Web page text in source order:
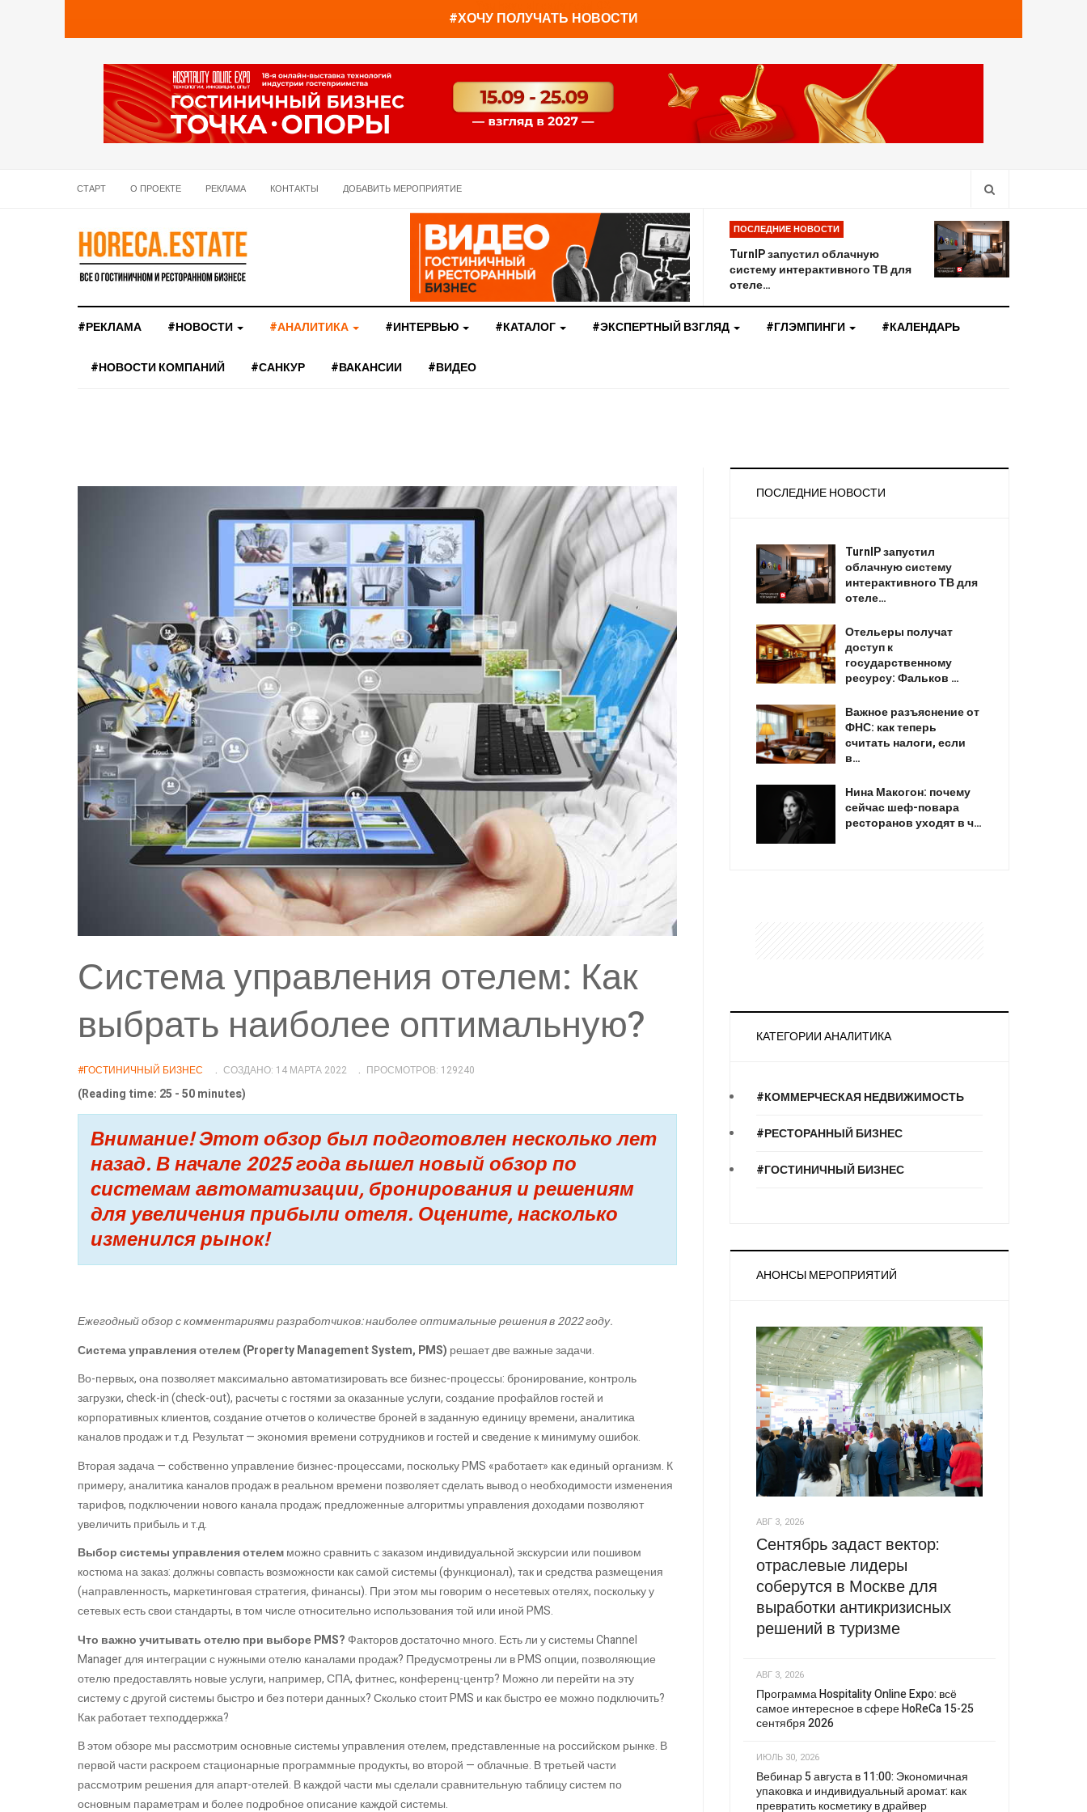
#ХОЧУ ПОЛУЧАТЬ НОВОСТИ
СТАРТ О ПРОЕКТЕ РЕКЛАМА КОНТАКТЫ ДОБАВИТЬ МЕРОПРИЯТИЕ
ПОСЛЕДНИЕ НОВОСТИ
TurnIP запустил облачную
систему интерактивного ТВ для
отеле…
#РЕКЛАМА #НОВОСТИ #АНАЛИТИКА #ИНТЕРВЬЮ #КАТАЛОГ #ЭКСПЕРТНЫЙ ВЗГЛЯД #ГЛЭМПИНГИ #КАЛЕНДАРЬ
#НОВОСТИ КОМПАНИЙ #САНКУР #ВАКАНСИИ #ВИДЕО
Система управления отелем: Как
выбрать наиболее оптимальную?
#ГОСТИНИЧНЫЙ БИЗНЕС СОЗДАНО: 14 МАРТА 2022 ПРОСМОТРОВ: 129240
(Reading time: 25 - 50 minutes)
Внимание! Этот обзор был подготовлен несколько лет
назад. В начале 2025 года вышел новый обзор по
системам автоматизации, бронирования и решениям
для увеличения прибыли отеля. Оцените, насколько
изменился рынок!
Ежегодный обзор с комментариями разработчиков: наиболее оптимальные решения в 2022 году.
Система управления отелем(Property Management System, PMS) решает две важные задачи.
Во-первых, она позволяет максимально автоматизировать все бизнес-процессы: бронирование, контроль
загрузки, check-in (check-out), расчеты с гостями за оказанные услуги, создание профайлов гостей и
корпоративных клиентов, создание отчетов о количестве броней в заданную единицу времени, аналитика
каналов продаж и т.д. Результат — экономия времени сотрудников и гостей и сведение к минимуму ошибок.
Вторая задача — собственно управление бизнес-процессами, поскольку PMS «работает» как единый организм. К
примеру, аналитика каналов продаж в реальном времени позволяет сделать вывод о необходимости изменения
тарифов, подключении нового канала продаж; предложенные алгоритмы управления доходами позволяют
увеличить прибыль и т.д.
Выборсистемы управления отелемможно сравнить с заказом индивидуальной экскурсии или пошивом
костюма на заказ: должны совпасть возможности как самой системы (функционал), так и средства размещения
(направленность, маркетинговая стратегия, финансы). При этом мы говорим о несетевых отелях, поскольку у
сетевых есть свои стандарты, в том числе относительно использования той или иной PMS.
Что важно учитывать отелю при выборе PMS?Факторов достаточно много. Есть ли у системы Channel
Manager для интеграции с нужными отелю каналами продаж? Предусмотрены ли в PMS опции, позволяющие
отелю предоставлять новые услуги, например, СПА, фитнес, конференц-центр? Можно ли перейти на эту
систему с другой системы быстро и без потери данных? Сколько стоит PMS и как быстро ее можно подключить?
Как работает техподдержка?
В этом обзоре мы рассмотрим основные системы управления отелем, представленные на российском рынке. В
первой части раскроем стационарные программные продукты, во второй — облачные. В третьей части
рассмотрим решения для апарт-отелей. В каждой части мы сделали сравнительную таблицу систем по
основным параметрам и более подробное описание каждой системы.
ПОСЛЕДНИЕ НОВОСТИ
TurnIP запустил
облачную систему
интерактивного ТВ для
отеле…
Отельеры получат
доступ к
государственному
ресурсу: Фальков …
Важное разъяснение от
ФНС: как теперь
считать налоги, если
в…
Нина Макогон: почему
сейчас шеф-повара
ресторанов уходят в ч…
КАТЕГОРИИ АНАЛИТИКА
#КОММЕРЧЕСКАЯ НЕДВИЖИМОСТЬ
#РЕСТОРАННЫЙ БИЗНЕС
#ГОСТИНИЧНЫЙ БИЗНЕС
АНОНСЫ МЕРОПРИЯТИЙ
АВГ 3, 2026
Сентябрь задаст вектор:
отраслевые лидеры
соберутся в Москве для
выработки антикризисных
решений в туризме
АВГ 3, 2026
Программа Hospitality Online Expo: всё
самое интересное в сфере HoReCa 15-25
сентября 2026
ИЮЛЬ 30, 2026
Вебинар 5 августа в 11:00: Экономичная
упаковка и индивидуальный аромат: как
превратить косметику в драйвер